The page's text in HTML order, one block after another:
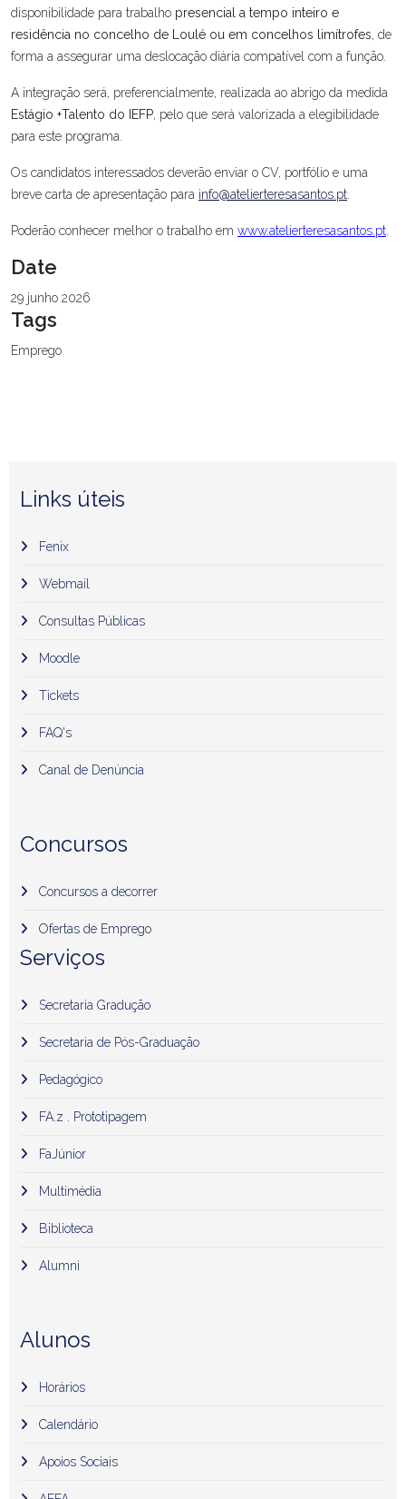
disponibilidade para trabalho presencial a tempo inteiro e
residência no concelho de Loulé ou em concelhos limítrofes, de
forma a assegurar uma deslocação diária compatível com a função.
A integração será, preferencialmente, realizada ao abrigo da medida
Estágio +Talento do IEFP, pelo que será valorizada a elegibilidade
para este programa.
Os candidatos interessados deverão enviar o CV, portfólio e uma
breve carta de apresentação para info@atelierteresasantos.pt.
Poderão conhecer melhor o trabalho em www.atelierteresasantos.pt.
Date
29 junho 2026
Tags
Emprego
Links úteis
Fenix
Webmail
Consultas Públicas
Moodle
Tickets
FAQ's
Canal de Denúncia
Concursos
Concursos a decorrer
Ofertas de Emprego
Serviços
Secretaria Gradução
Secretaria de Pós-Graduação
Pedagógico
FA.z . Prototipagem
FaJúnior
Multimédia
Biblioteca
Alumni
Alunos
Horários
Calendário
Apoios Sociais